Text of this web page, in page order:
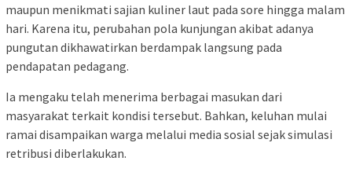
maupun menikmati sajian kuliner laut pada sore hingga malam
hari. Karena itu, perubahan pola kunjungan akibat adanya
pungutan dikhawatirkan berdampak langsung pada
pendapatan pedagang.
Ia mengaku telah menerima berbagai masukan dari
masyarakat terkait kondisi tersebut. Bahkan, keluhan mulai
ramai disampaikan warga melalui media sosial sejak simulasi
retribusi diberlakukan.